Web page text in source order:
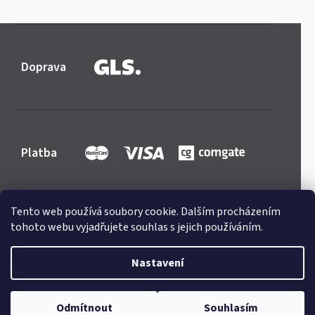
Tento web používá soubory cookie. Dalším procházením
tohoto webu vyjadřujete souhlas s jejich používáním.
Nastavení
Odmítnout Souhlasím
Doprava
Platba
Shoptet |mime digital
Mercedes-store.com
vyhrazena.Upravit nastavení cookies